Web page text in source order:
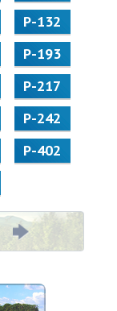
Р-132
Р-193
Р-217
Р-242
Р-402